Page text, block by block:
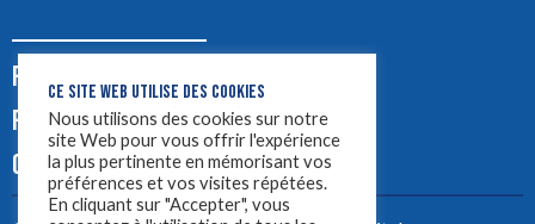
PODCASTS
PUB
CONTACT
CE SITE WEB UTILISE DES COOKIES
Nous utilisons des cookies sur notre
site Web pour vous offrir l'expérience
la plus pertinente en mémorisant vos
préférences et vos visites répétées.
En cliquant sur "Accepter", vous